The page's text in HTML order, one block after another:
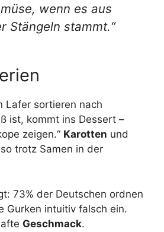
wenn es aus
Stängeln stammt.“
Lafer sortieren nach
ist, kommt ins Dessert –
zeigen.“ Karotten und
trotz Samen in der
73% der Deutschen ordnen
Gurken intuitiv falsch ein.
Geschmack.